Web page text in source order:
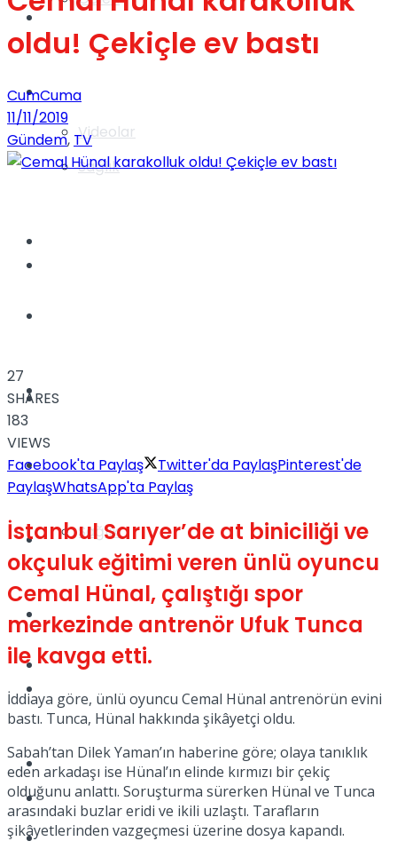
Videolar
Yaşam
Sağlık
TV
Kadınca
Gündem
Yaşam
Sağlık
Dünya
Türkiye
Müzik
Sinema
Tatil
Spor
Podcast
oldu! Çekiçle ev bastı
CumCuma
11/11/2019
Gündem, TV
27
SHARES
183
VIEWS
Facebook'ta Paylaş
Twitter'da PaylaşPinterest'de
PaylaşWhatsApp'ta Paylaş
İstanbul Sarıyer’de at biniciliği ve
okçuluk eğitimi veren ünlü oyuncu
Cemal Hünal, çalıştığı spor
merkezinde antrenör Ufuk Tunca
ile kavga etti.
İddiaya göre, ünlü oyuncu Cemal Hünal antrenörün evini
bastı. Tunca, Hünal hakkında şikâyetçi oldu.
Sabah’tan Dilek Yaman’ın haberine göre; olaya tanıklık
eden arkadaşı ise Hünal’ın elinde kırmızı bir çekiç
olduğunu anlattı. Soruşturma sürerken Hünal ve Tunca
arasındaki buzlar eridi ve ikili uzlaştı. Tarafların
şikâyetlerinden vazgeçmesi üzerine dosya kapandı.